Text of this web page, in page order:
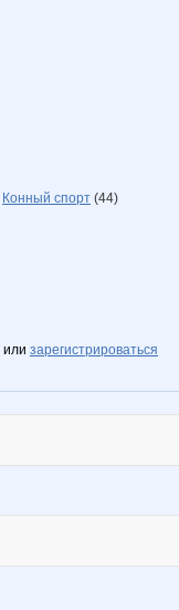
Конный спорт (44)
или зарегистрироваться